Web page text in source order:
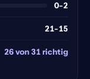
0-2
21-15
26 von 31 richtig